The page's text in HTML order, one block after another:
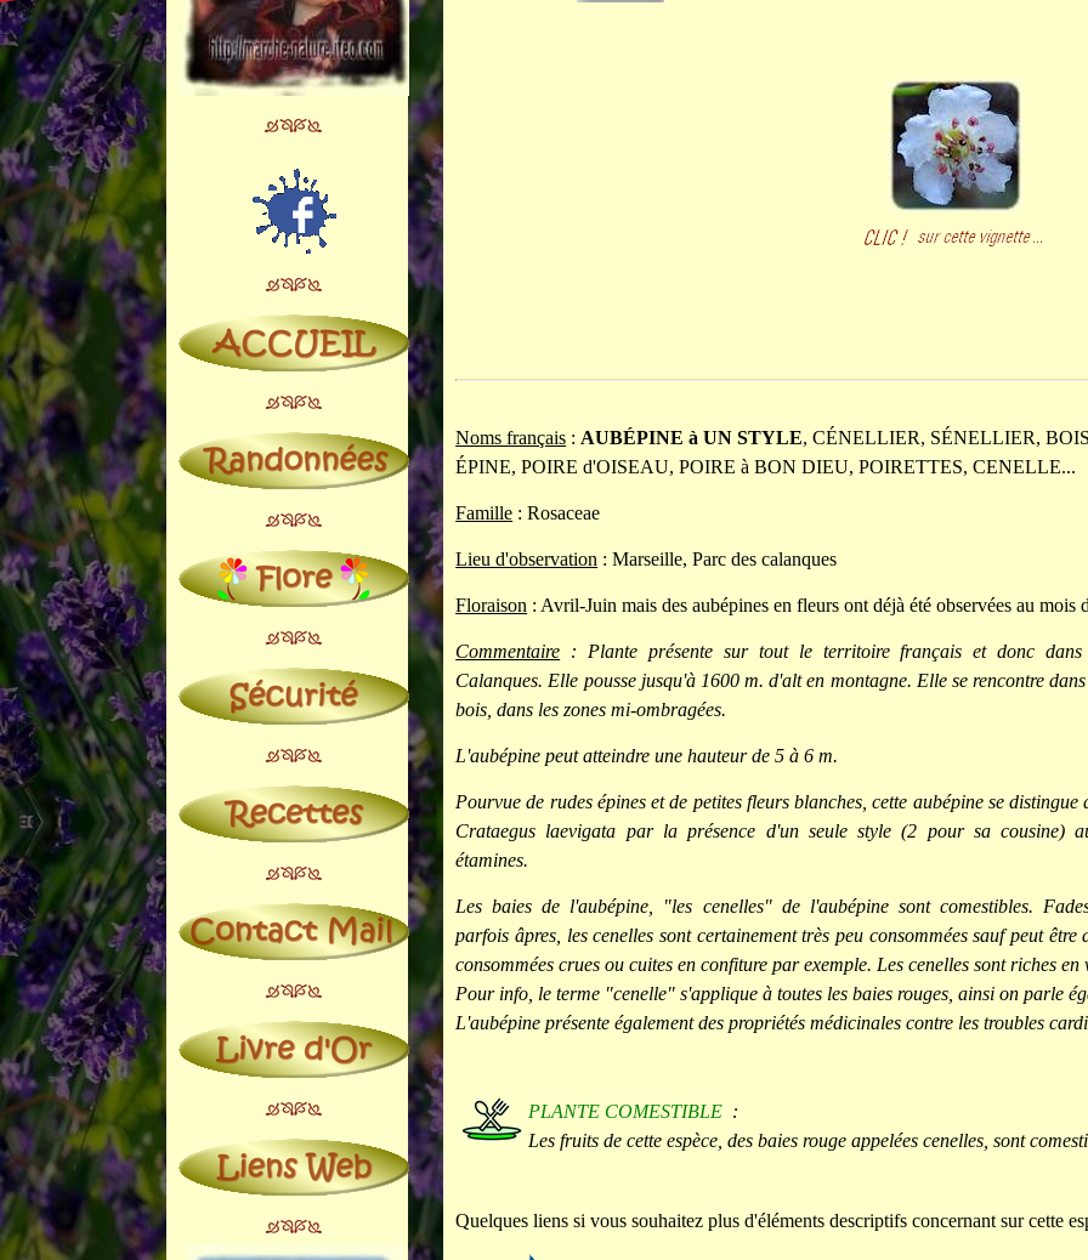
Noms français : AUBÉPINE à UN STYLE, CÉNELLIER, SÉNELLIER,
ÉPINE, POIRE d'OISEAU, POIRE à BON DIEU, POIRETTES, CENELLE...
Famille : Rosaceae
Lieu d'observation : Marseille, Parc des calanques
Floraison : Avril-Juin mais des aubépines en fleurs ont déjà été observées au mois
Commentaire : Plante présente sur tout le territoire français et donc
Calanques. Elle pousse jusqu'à 1600 m. d'alt en montagne. Elle se rencontre
bois, dans les zones mi-ombragées.
L'aubépine peut atteindre une hauteur de 5 à 6 m.
Pourvue de rudes épines et de petites fleurs blanches, cette aubépine se distingue
Crataegus laevigata par la présence d'un seule style (2 pour sa cousine)
étamines.
Les baies de l'aubépine, "les cenelles" de l'aubépine sont comestibles.
parfois âpres, les cenelles sont certainement très peu consommées sauf peut
consommées crues ou cuites en confiture par exemple. Les cenelles sont riches
Pour info, le terme "cenelle" s'applique à toutes les baies rouges, ainsi on parle
L'aubépine présente également des propriétés médicinales contre les troubles
PLANTE COMESTIBLE :
Les fruits de cette espèce, des baies rouge appelées cenelles, sont
Quelques liens si vous souhaitez plus d'éléments descriptifs concernant sur cette